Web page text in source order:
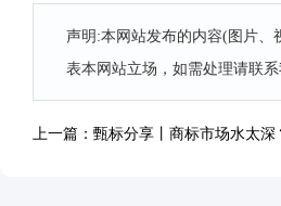
声明:本网站发布的内容(图片
表本网站立场，如需处理请联
上一篇：甄标分享丨商标市场水太深